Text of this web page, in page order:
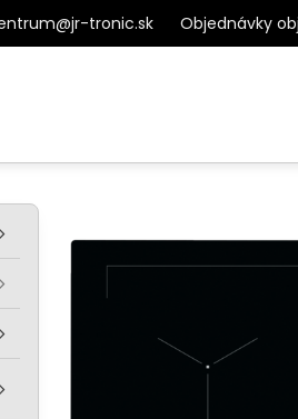
tronic.sk Objednávky